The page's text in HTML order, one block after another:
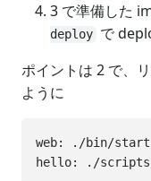
3 で準備した
deploy で
ポイントは 2 で、
ように
web: ./bin/